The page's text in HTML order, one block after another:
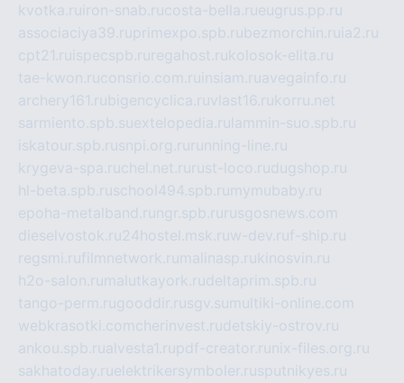
kvotka.ru iron-snab.rucosta-bella.rueugrus.pp.ru
associaciya39.ruprimexpo.spb.rubezmorchin.ru ia2.ru
cpt21.ru ispecspb.ru regahost.rukolosok-elita.ru
tae-kwon.ruconsrio.com.ru insiam.ruavegainfo.ru
archery161.rubigencyclica.ruvlast16.rukorru.net
sarmiento.spb.suextelopedia.ru lammin-suo.spb.ru
iskatour.spb.rusnpi.org.ru running-line.ru
krygeva-spa.ruchel.net.ru rust-loco.rudugshop.ru
hl-beta.spb.ruschool494.spb.ru mymubaby.ru
epoha-metalband.ru ngr.spb.ru rusgosnews.com
dieselvostok.ru24hostel.msk.ruw-dev.ruf-ship.ru
regsmi.rufilmnetwork.ru malinasp.rukinosvin.ru
h2o-salon.ru malutkayork.rudeltaprim.spb.ru
tango-perm.rugooddir.rusgv.su multiki-online.com
webkrasotki.comcherinvest.rudetskiy-ostrov.ru
ankou.spb.rualvesta1.rupdf-creator.ru nix-files.org.ru
sakhatoday.ruelektrikersymboler.rusputnikyes.ru